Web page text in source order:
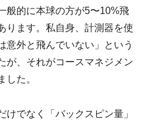
般的に本球の方が5〜10%飛
ります。私自身、計測器を使
意外と飛んでいない」という
が、それがコースマネジメン
した。
でなく「バックスピン量」